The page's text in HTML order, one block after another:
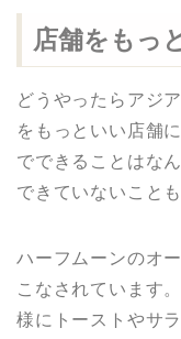
店舗をもっ
どうやったらアジ
をもっといい店舗
でできることはな
できていないこと
ハーフムーンのオ
こなされています
様にトーストやサ